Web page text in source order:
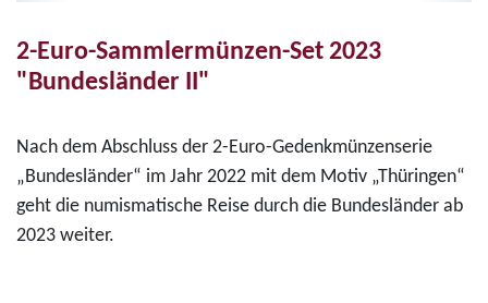
2-Euro-Sammlermünzen-Set 2023
"Bundesländer II"
Nach dem Abschluss der 2-Euro-Gedenkmünzenserie
„Bundesländer“ im Jahr 2022 mit dem Motiv „Thüringen“
geht die numismatische Reise durch die Bundesländer ab
2023 weiter.